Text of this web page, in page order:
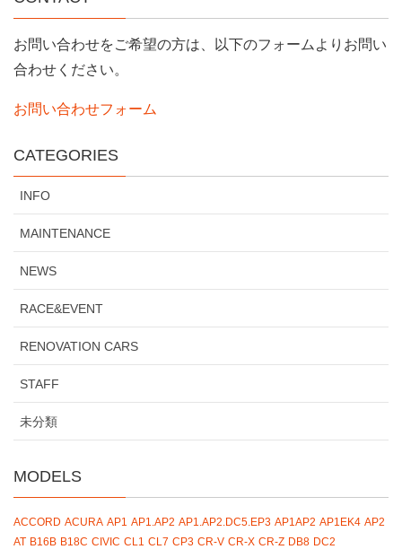
お問い合わせをご希望の方は、以下のフォームよりお問い
合わせください。
お問い合わせフォーム
CATEGORIES
INFO
MAINTENANCE
NEWS
RACE&EVENT
RENOVATION CARS
STAFF
未分類
MODELS
ACCORD ACURA AP1 AP1.AP2 AP1.AP2.DC5.EP3 AP1AP2 AP1EK4 AP2
AT B16B B18C CIVIC CL1 CL7 CP3 CR-V CR-X CR-Z DB8 DC2